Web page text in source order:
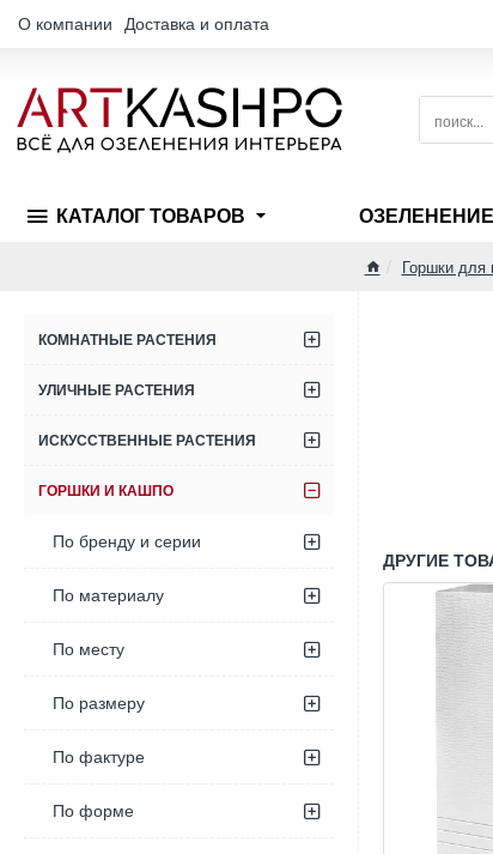
О компании Доставка и оплата
поиск...
КАТАЛОГ ТОВАРОВ
Горшки для
КОМНАТНЫЕ РАСТЕНИЯ
УЛИЧНЫЕ РАСТЕНИЯ
ИСКУССТВЕННЫЕ РАСТЕНИЯ
ГОРШКИ И КАШПО
По бренду и серии
По материалу
По месту
По размеру
По фактуре
По форме
ДРУГИЕ